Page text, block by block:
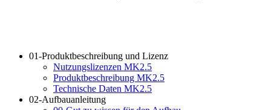
01-Produktbeschreibung und Lizenz
Nutzungslizenzen MK2.5
Produktbeschreibung MK2.5
Technische Daten MK2.5
02-Aufbauanleitung